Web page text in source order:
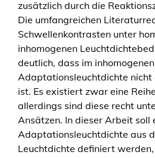
h
o
m
o
g
e
n
e
n
L
e
zusätzlich durch die
Die umfangreichen
Schwellenkontrasten unter
inhomogenen
deutlich, dass im
Adaptationsleuchtdichte
ist. Es existiert zwar eine
allerdings sind diese recht
Ansätzen. In dieser Arbeit soll
Adaptationsleuchtdichte aus
Leuchtdichte definiert